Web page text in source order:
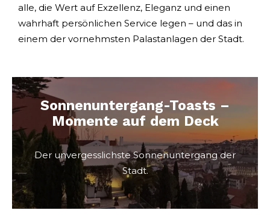
alle, die Wert auf Exzellenz, Eleganz und einen
wahrhaft persönlichen Service legen – und das in
einem der vornehmsten Palastanlagen der Stadt.
Sonnenuntergang-Toasts –
Momente auf dem Deck
Der unvergesslichste Sonnenuntergang der
Stadt.